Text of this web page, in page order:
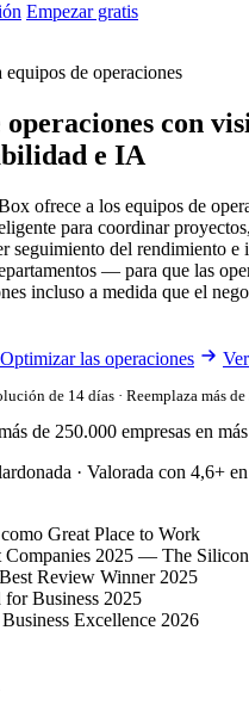
Empezar gratis
equipos de operaciones
operaciones con
e IA
ofrece a los equipos de
para coordinar
seguimiento del rendimiento e
— para que las
incluso a medida que el
las operaciones
de 14 días · Reemplaza más
de 250.000 empresas en
· Valorada con 4,6+